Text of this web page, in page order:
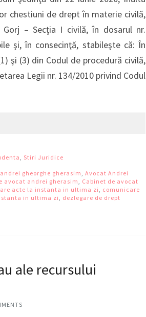
chestiuni de drept în materie civilă,
– Secţia I civilă, în dosarul nr.
şi, în consecinţă, stabileşte că: În
şi (3) din Codul de procedură civilă,
Legii nr. 134/2010 privind Codul
Stiri Juridice
gheorghe gherasim Avocat Andrei
avocat andrei gherasim
Cabinet de avocat
acte la instanta in ultima zi
comunicare
in ultima zi
dezlegare de drept
ale recursului